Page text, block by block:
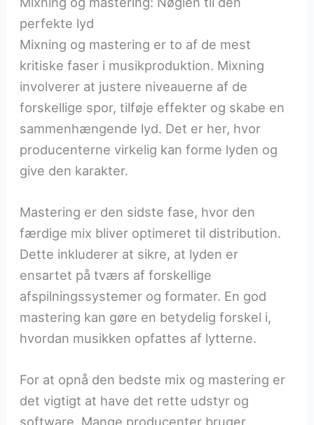
perfekte lyd
Mixning og mastering er to af de mest
kritiske faser i musikproduktion. Mixning
involverer at justere niveauerne af de
forskellige spor, tilføje effekter og skabe en
sammenhængende lyd. Det er her, hvor
producenterne virkelig kan forme lyden og
give den karakter.
Mastering er den sidste fase, hvor den
færdige mix bliver optimeret til distribution.
Dette inkluderer at sikre, at lyden er
ensartet på tværs af forskellige
afspilningssystemer og formater. En god
mastering kan gøre en betydelig forskel i,
hvordan musikken opfattes af lytterne.
For at opnå den bedste mix og mastering er
det vigtigt at have det rette udstyr og
software. Mange producenter bruger